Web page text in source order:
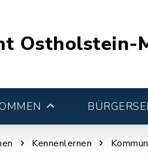
Ostholstein-
Kennenlernen